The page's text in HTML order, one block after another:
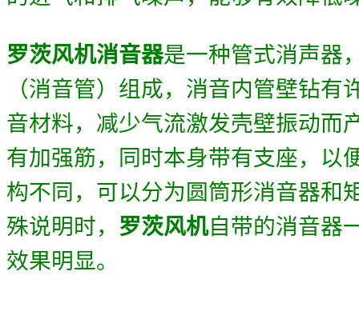
罗茨风机消音器是一种管式消声器
（消音管）组成，消音内管壁钻有
音材料，减少气流激发壳壁振动而
有加强筋，同时本身带有支座，以
构不同，可以分为圆筒形消音器和
殊说明时， 罗茨风机自带的消音器
效果明显。